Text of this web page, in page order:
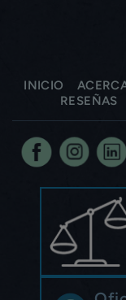
INICIO
RESEÑAS